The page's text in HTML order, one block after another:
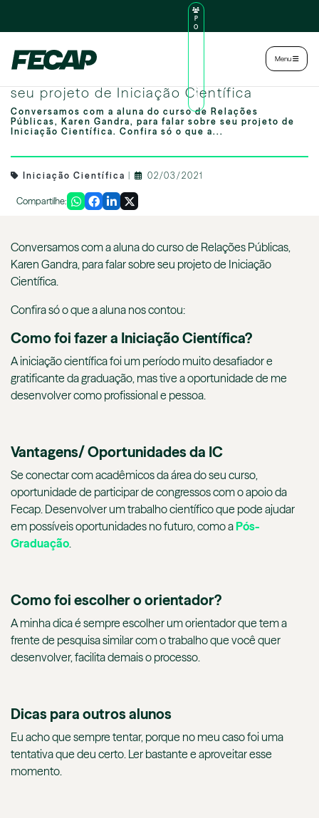
P
O
U
N
Menu
Karen Gandra relata sua experiência com
seu projeto de Iniciação Científica
Conversamos com a aluna do curso de Relações
Públicas, Karen Gandra, para falar sobre seu projeto de
Iniciação Científica. Confira só o que a...
Iniciação Científica 02/03/2021
Compartilhe:
Conversamos com a aluna do curso de Relações Públicas,
Karen Gandra, para falar sobre seu projeto de Iniciação
Científica.
Confira só o que a aluna nos contou:
Como foi fazer a Iniciação Científica?
A iniciação científica foi um período muito desafiador e
gratificante da graduação, mas tive a oportunidade de me
desenvolver como profissional e pessoa.
Vantagens/ Oportunidades da IC
Se conectar com acadêmicos da área do seu curso,
oportunidade de participar de congressos com o apoio da
Fecap. Desenvolver um trabalho científico que pode ajudar
em possíveis oportunidades no futuro, como aPós-
Graduação.
Como foi escolher o orientador?
A minha dica é sempre escolher um orientador que tem a
frente de pesquisa similar com o trabalho que você quer
desenvolver, facilita demais o processo.
Dicas para outros alunos
Eu acho que sempre tentar, porque no meu caso foi uma
tentativa que deu certo. Ler bastante e aproveitar esse
momento.